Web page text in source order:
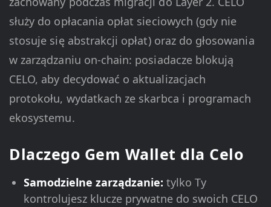
służy do opłacania opłat sieciowych (gdy nie
stosuje się abstrakcji opłat) oraz do głosowania
w zarządzaniu on-chain: posiadacze blokują
CELO, aby decydować o aktualizacjach
protokołu, wydatkach ze skarbca i programach
ekosystemu.
Dlaczego Gem Wallet dla Celo
Samodzielne zarządzanie: tylko Ty
kontrolujesz klucze prywatne do swoich CELO